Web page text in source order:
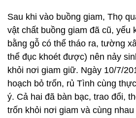
Sau khi vào buồng giam, Thọ
vật chất buồng giam đã cũ, yếu
bằng gỗ có thể tháo ra, tường
thể đục khoét được) nên nảy
khỏi nơi giam giữ. Ngày 10/7/
hoạch bỏ trốn, rủ Tình cùng
ý. Cả hai đã bàn bạc, trao đổi,
trốn khỏi nơi giam và cùng